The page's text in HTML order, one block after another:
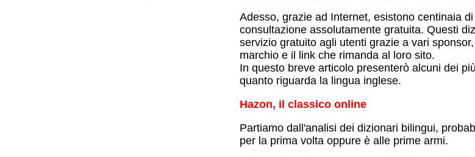
Adesso, grazie ad Internet, esistono centinaia
consultazione assolutamente gratuita. Questi
servizio gratuito agli utenti grazie a vari
marchio e il link che rimanda al loro sito.
In questo breve articolo presenterò alcuni dei
quanto riguarda la lingua inglese.
Hazon, il classico online
Partiamo dall'analisi dei dizionari bilingui,
per la prima volta oppure è alle prime armi.